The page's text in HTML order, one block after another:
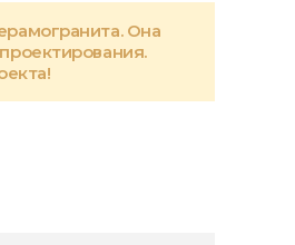
Она